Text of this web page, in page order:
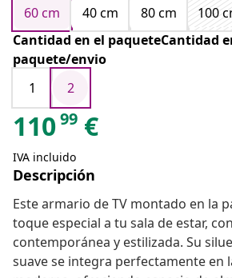
60 cm
40 cm 80 cm
100
Cantidad en el paqueteCantidad
paquete/envio
1
2
11099 €
IVA incluido
Descripción
Este armario de TV montado en la
toque especial a tu sala de estar,
contemporánea y estilizada. Su
suave se integra perfectamente en